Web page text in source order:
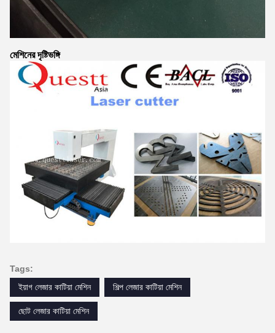
মেশিনের দৃষ্টিভঙ্গি
Tags:
ইয়াগ লেজার কাটিয়া মেশিন
শিল্প লেজার কাটিয়া মেশিন
ছোট লেজার কাটিয়া মেশিন